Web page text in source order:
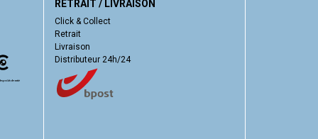
RETRAIT / LIVRAISON
Click & Collect
Retrait
Livraison
Distributeur 24h/24